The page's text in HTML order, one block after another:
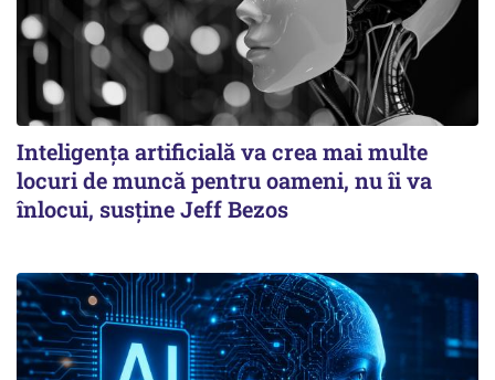
Inteligența artificială va crea mai multe
locuri de muncă pentru oameni, nu îi va
înlocui, susține Jeff Bezos